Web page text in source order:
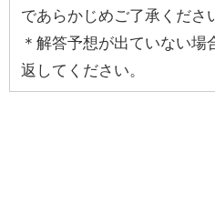
であらかじめご了承くださ
＊解答予想が出ていない場
返してください。